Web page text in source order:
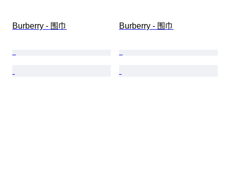
Burberry - 围巾 Burberry - 围巾